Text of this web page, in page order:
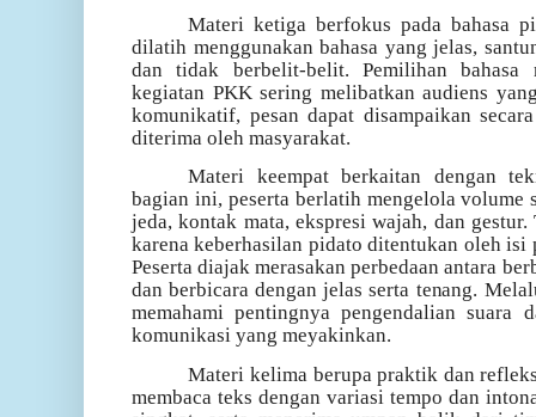
Materi ketiga berfokus pada bahasa
dilatih menggunakan bahasa yang jelas,
dan tidak berbelit-belit. Pemilihan bahasa
kegiatan PKK sering melibatkan audiens
komunikatif, pesan dapat disampaikan
diterima oleh masyarakat.
Materi keempat berkaitan dengan
bagian ini, peserta berlatih mengelola volume
jeda, kontak mata, ekspresi wajah, dan
karena keberhasilan pidato ditentukan oleh isi
Peserta diajak merasakan perbedaan antara
dan berbicara dengan jelas serta tenang.
memahami pentingnya pengendalian suara
komunikasi yang meyakinkan.
Materi kelima berupa praktik dan
membaca teks dengan variasi tempo dan